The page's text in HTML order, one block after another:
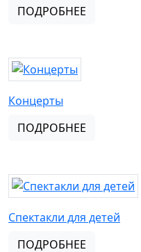
ПОДРОБНЕЕ
Концерты
ПОДРОБНЕЕ
Спектакли для детей
ПОДРОБНЕЕ